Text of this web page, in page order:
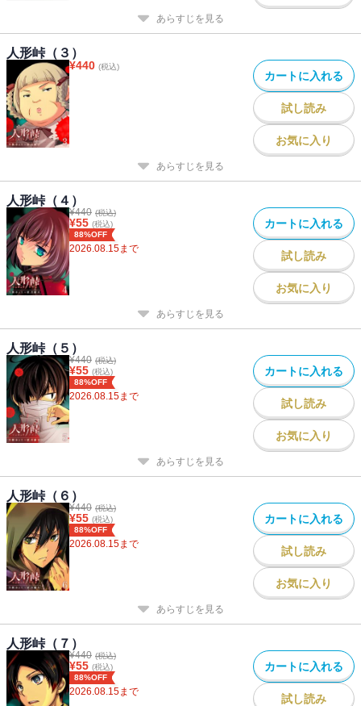
あらすじを見る
人形峠（３）
¥440 (税込)
カートに入れる
試し読み
お気に入り
あらすじを見る
人形峠（４）
¥440 (税込)
¥55 (税込)
88%OFF
2026.08.15まで
カートに入れる
試し読み
お気に入り
あらすじを見る
人形峠（５）
¥440 (税込)
¥55 (税込)
88%OFF
2026.08.15まで
カートに入れる
試し読み
お気に入り
あらすじを見る
人形峠（６）
¥440 (税込)
¥55 (税込)
88%OFF
2026.08.15まで
カートに入れる
試し読み
お気に入り
あらすじを見る
人形峠（７）
¥440 (税込)
¥55 (税込)
88%OFF
2026.08.15まで
カートに入れる
試し読み